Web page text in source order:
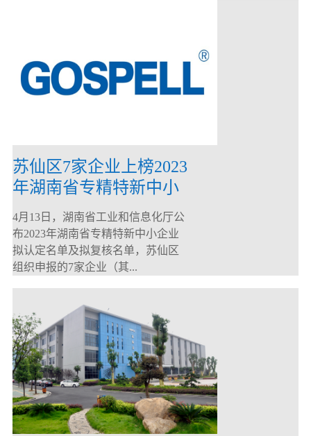
苏仙区7家企业上榜2023
年湖南省专精特新中小
企业
4月13日，湖南省工业和信息化厅公
布2023年湖南省专精特新中小企业
拟认定名单及拟复核名单，苏仙区
组织申报的7家企业（其...